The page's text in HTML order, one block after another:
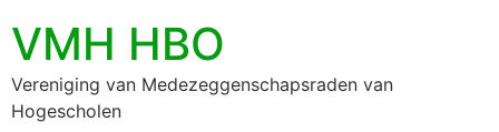
VMH HBO
Vereniging van Medezeggenschapsraden van
Hogescholen